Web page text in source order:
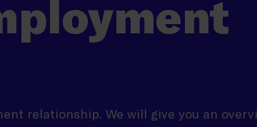
relationship. We will give you an